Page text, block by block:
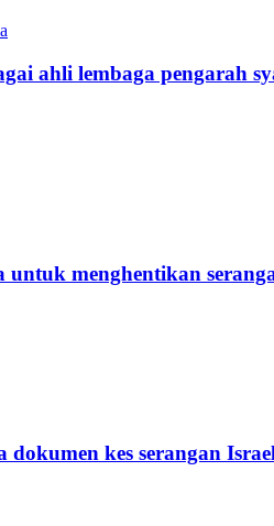
ahli lembaga pengarah
untuk menghentikan
dokumen kes serangan